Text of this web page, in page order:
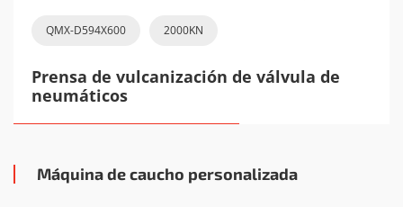
QMX-D594X600 2000KN
Prensa de vulcanización de válvula de
neumáticos
Máquina de caucho personalizada